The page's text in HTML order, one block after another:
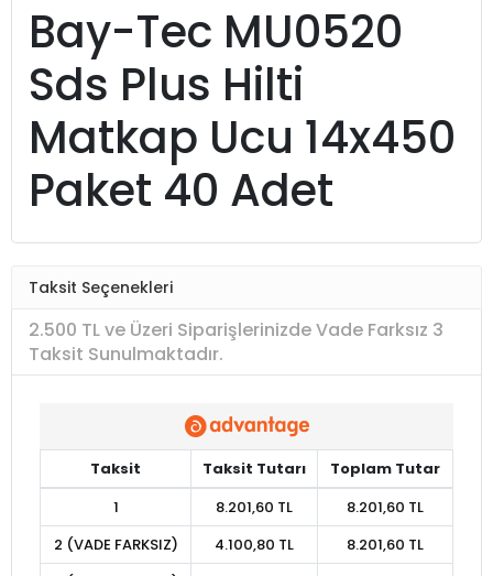
Bay-Tec MU0520
Sds Plus Hilti
Matkap Ucu 14x450
Paket 40 Adet
Taksit Seçenekleri
2.500 TL ve Üzeri Siparişlerinizde Vade Farksız 3
Taksit Sunulmaktadır.
Taksit Taksit Tutarı
Toplam Tutar
1
8.201,60 TL
8.201,60 TL
2 (VADE FARKSIZ)
4.100,80 TL
8.201,60 TL